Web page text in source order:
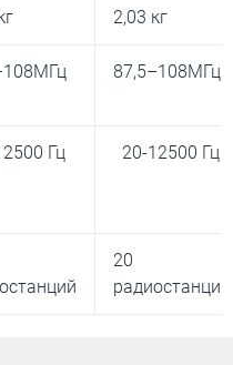
2,03 кг
87,5–108МГц
Гц 20-12500 Гц
20
радиостанций